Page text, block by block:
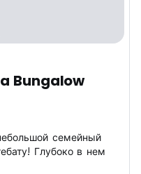
Bungalow
семейный
Глубоко в нем